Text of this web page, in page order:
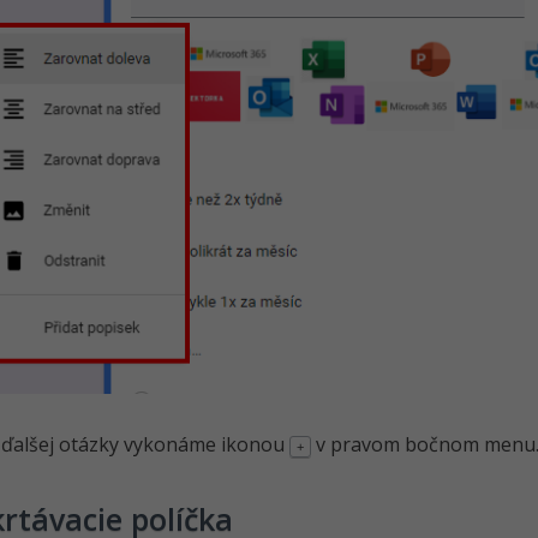
otázky vykonáme ikonou + v pravom bočnom menu.
políčka